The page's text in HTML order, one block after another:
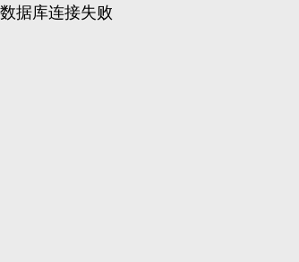
数据库连接失败